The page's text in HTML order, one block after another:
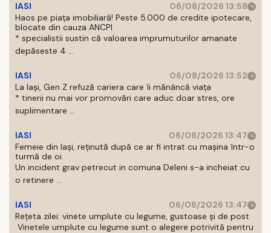
IASI
06/08/2026 13:58
Haos pe piața imobiliară! Peste 5.000 de credite ipotecare,
blocate din cauza ANCPI
* specialistii sustin că valoarea imprumuturilor amanate
depăseste 4 ...
IASI
06/08/2026 13:52
La Iași, Gen Z refuză cariera care îi mănâncă viața
* tinerii nu mai vor promovări care aduc doar stres, ore
suplimentare ...
IASI
06/08/2026 13:47
Femeie din Iași, reținută după ce ar fi intrat cu mașina într-o
turmă de oi
Un incident grav petrecut in comuna Deleni s-a incheiat cu
o retinere ...
IASI
06/08/2026 13:47
Rețeta zilei: vinete umplute cu legume, gustoase și de post
Vinetele umplute cu legume sunt o alegere potrivită pentru